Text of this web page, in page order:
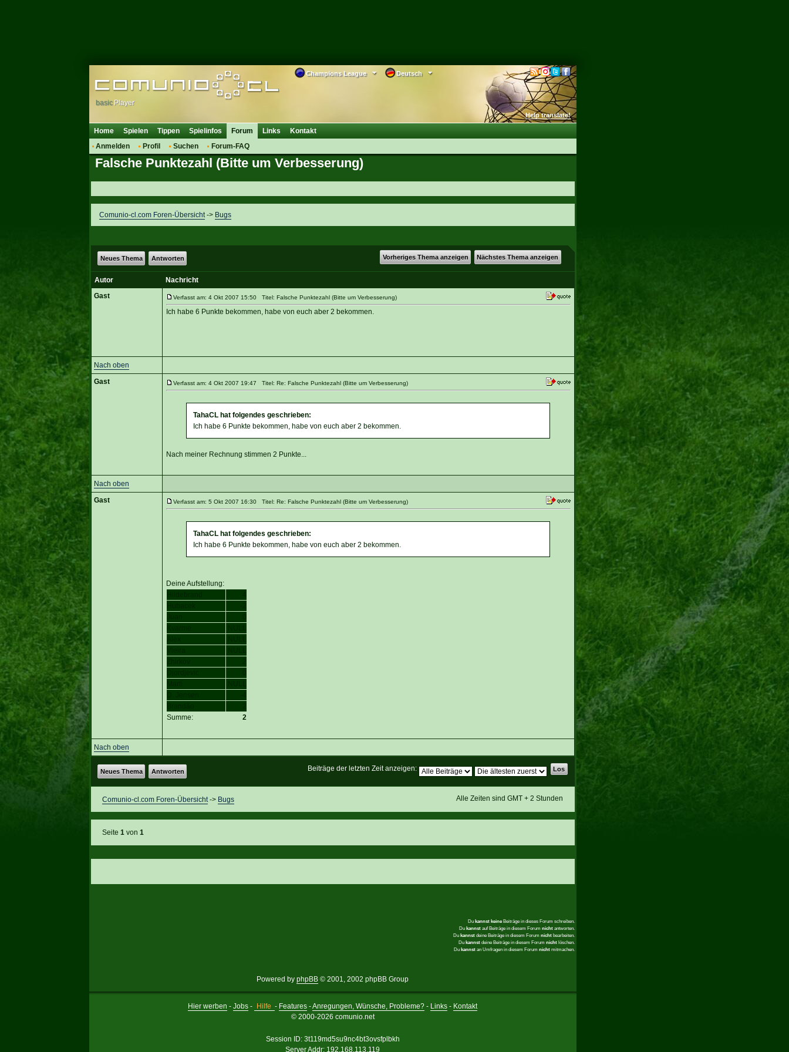
Deutsch
Champions League
Help translate!
basic Player
Home Spielen Tippen Spielinfos
Forum
Anmelden
Profil Suchen Forum-FAQ
Links Kontakt
Falsche Punktezahl (Bitte um Verbesserung)
Comunio-cl.com Foren-Übersicht-> Bugs
Vorheriges Thema anzeigen Nächstes Thema anzeigen
Neues Thema Antworten
Autor
Nachricht
Gast
Verfasst am: 4 Okt 2007 15:50 Titel: Falsche Punktezahl (Bitte um Verbesserung)
Ich habe 6 Punkte bekommen, habe von euch aber 2 bekommen.
Nach oben
Gast
Verfasst am: 4 Okt 2007 19:47 Titel: Re: Falsche Punktezahl (Bitte um Verbesserung)
TahaCL hat folgendes geschrieben:
Ich habe 6 Punkte bekommen, habe von euch aber 2 bekommen.
Nach meiner Rechnung stimmen 2 Punkte...
Nach oben
Gast
Verfasst am: 5 Okt 2007 16:30 Titel: Re: Falsche Punktezahl (Bitte um Verbesserung)
TahaCL hat folgendes geschrieben:
Ich habe 6 Punkte bekommen, habe von euch aber 2 bekommen.
Deine Aufstellung:
Summe:
2
Nach oben
Beiträge der letzten Zeit anzeigen:
Neues Thema Antworten
Alle Zeiten sind GMT + 2 Stunden
Comunio-cl.com Foren-Übersicht-> Bugs
Seite 1von 1
Du kannst keineBeiträge in dieses Forum schreiben.
Du kannstauf Beiträge in diesem Forum nichtantworten.
Du kannstdeine Beiträge in diesem Forum nichtbearbeiten.
Du kannstdeine Beiträge in diesem Forum nichtlöschen.
Du kannstan Umfragen in diesem Forum nichtmitmachen.
Powered by phpBB © 2001, 2002 phpBB Group
Hier werben - Jobs- Hilfe - Features -Anregungen, Wünsche, Probleme? - Links - Kontakt
© 2000-2026 comunio.net
Session ID: 3t119md5su9nc4bt3ovsfplbkh
Server Addr: 192.168.113.119